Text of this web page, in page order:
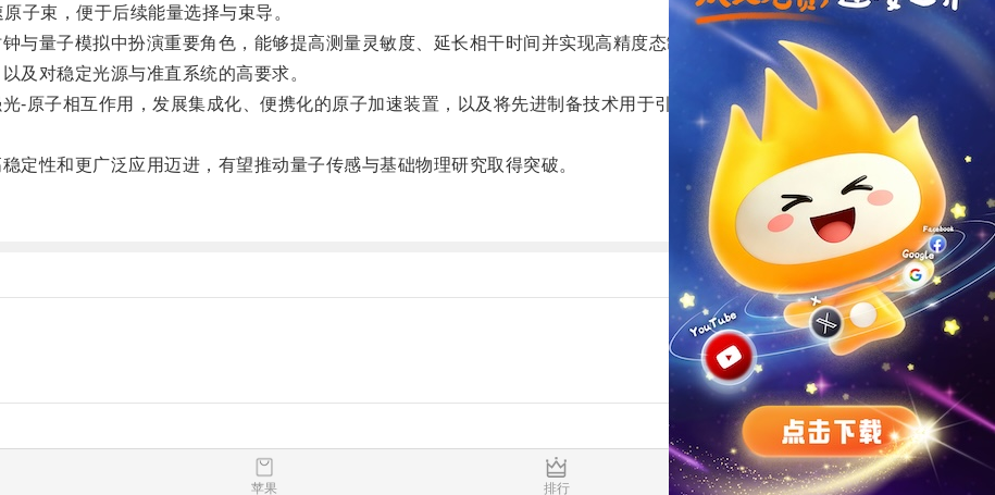
子束，便于后续能量选择与束导。
量子模拟中扮演重要角色，能够提高测量灵敏度、延长相干时间并实现高精度态制备。
对稳定光源与准直系统的高要求。
子相互作用，发展集成化、便携化的原子加速装置，以及将先进制备技术用于引力测量、惯性导航和基础物理常
性和更广泛应用迈进，有望推动量子传感与基础物理研究取得突破。
苹果 排行 推荐